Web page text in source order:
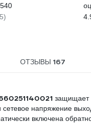
ОТЗЫВЫ 167
защищает
сетевое напряжение
включена